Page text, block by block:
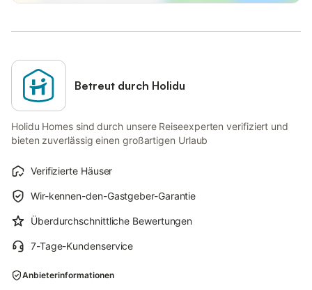
Betreut durch Holidu
Holidu Homes sind durch unsere Reiseexperten verifiziert und
bieten zuverlässig einen großartigen Urlaub
Verifizierte Häuser
Wir-kennen-den-Gastgeber-Garantie
Überdurchschnittliche Bewertungen
7-Tage-Kundenservice
Anbieterinformationen